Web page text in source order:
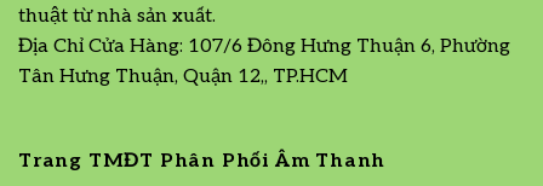
thuật từ nhà sản xuất.
Địa Chỉ Cửa Hàng: 107/6 Đông Hưng Thuận 6, Phường
Tân Hưng Thuận, Quận 12,, TP.HCM
Trang TMĐT Phân Phối Âm Thanh